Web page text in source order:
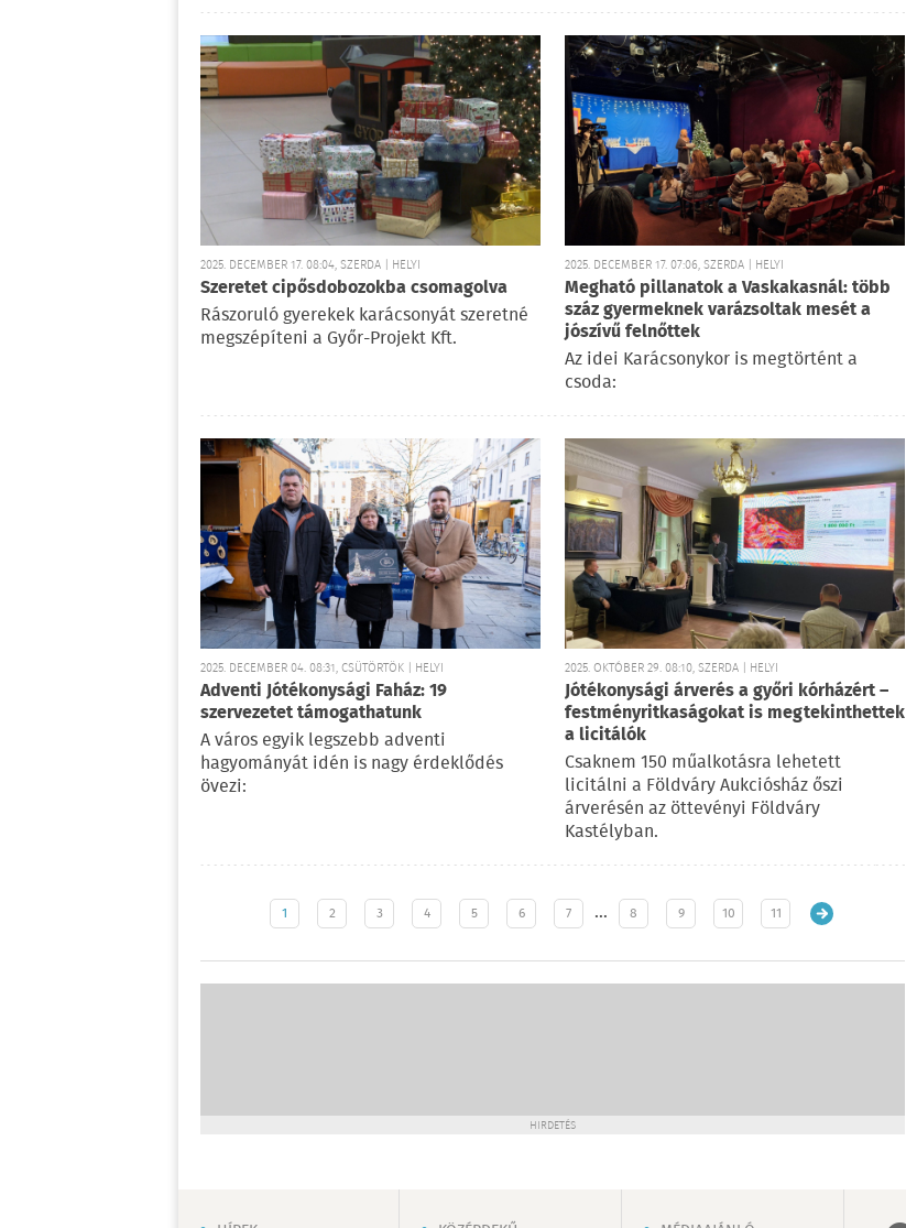
2025. DECEMBER 17. 08:04, SZERDA | HELYI
Szeretet cipősdobozokba csomagolva
Rászoruló gyerekek karácsonyát szeretné
megszépíteni a Győr-Projekt Kft.
2025. DECEMBER 17. 07:06, SZERDA | HELYI
Megható pillanatok a Vaskakasnál: több
száz gyermeknek varázsoltak mesét a
jószívű felnőttek
Az idei Karácsonykor is megtörtént a
csoda:
2025. DECEMBER 04. 08:31, CSÜTÖRTÖK | HELYI
Adventi Jótékonysági Faház: 19
szervezetet támogathatunk
A város egyik legszebb adventi
hagyományát idén is nagy érdeklődés
övezi:
2025. OKTÓBER 29. 08:10, SZERDA | HELYI
Jótékonysági árverés a győri kórházért –
festményritkaságokat is megtekinthettek
a licitálók
Csaknem 150 műalkotásra lehetett
licitálni a Földváry Aukciósház őszi
árverésén az öttevényi Földváry
Kastélyban.
1 2 3 4 5 6 7 … 8 9 10 11
HIRDETÉS